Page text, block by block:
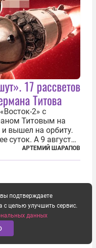
17 рассветов
Титова
2» с
Титовым на
и вышел на орбиту.
суток. А 9 августа
звезду Героя
Миссия Титова
АРТЕМИЙ ШАРАПОВ
подтверждаете
с целью улучшить сервис.
данных